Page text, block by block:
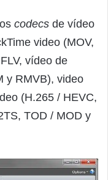
codecs de vídeo
video (MOV,
vídeo de
y RMVB), video
(H.265 / HEVC,
TOD / MOD y